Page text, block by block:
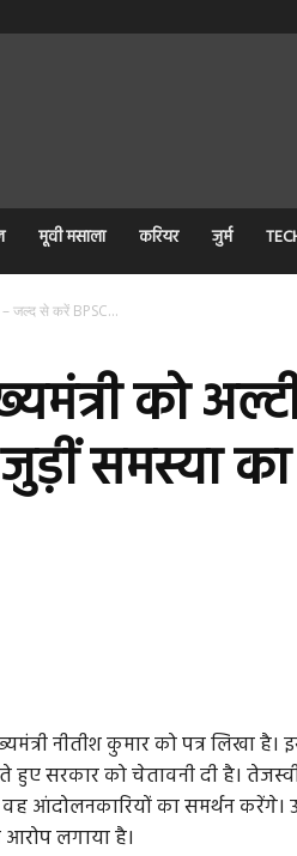
मूवी मसाला करियर जुर्म
– जल्द से करें BPSC...
को
समस्या
नीतीश कुमार को पत्र लिखा है।
सरकार को चेतावनी दी है।
वह आंदोलनकारियों का समर्थन करेंगे।
लगाया है।